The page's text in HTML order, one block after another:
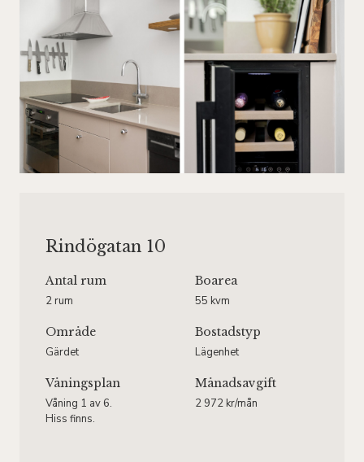
Rindögatan 10
Antal rum
2 rum
Boarea
55 kvm
Område
Gärdet
Bostadstyp
Lägenhet
Våningsplan
Våning 1 av 6.
Hiss finns.
Månadsavgift
2 972 kr/mån